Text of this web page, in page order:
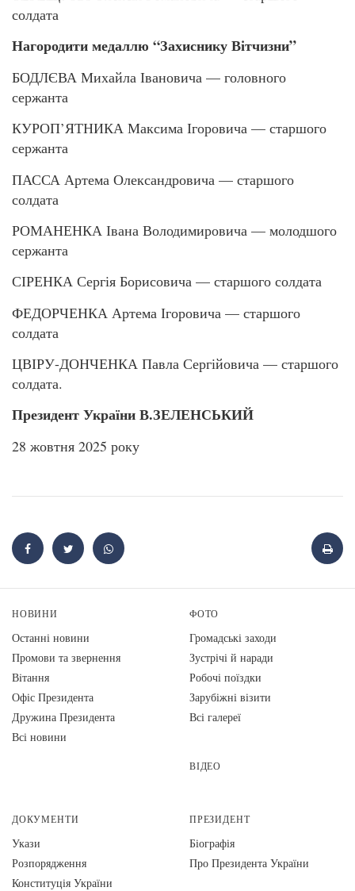
солдата
Нагородити медаллю “Захиснику Вітчизни”
БОДЛЄВА Михайла Івановича — головного
сержанта
КУРОП’ЯТНИКА Максима Ігоровича — старшого
сержанта
ПАССА Артема Олександровича — старшого
солдата
РОМАНЕНКА Івана Володимировича — молодшого
сержанта
СІРЕНКА Сергія Борисовича — старшого солдата
ФЕДОРЧЕНКА Артема Ігоровича — старшого
солдата
ЦВІРУ-ДОНЧЕНКА Павла Сергійовича — старшого
солдата.
Президент України В.ЗЕЛЕНСЬКИЙ
28 жовтня 2025 року
НОВИНИ
Останні новини
Промови та звернення
Вiтання
Офіс Президента
Дружина Президента
Всі новини
ФОТО
Громадські заходи
Зустрічі й наради
Робочі поїздки
Зарубіжні візити
Всі галереї
ВІДЕО
ДОКУМЕНТИ
Укази
Розпорядження
Конституція України
ПРЕЗИДЕНТ
Біографія
Про Президента України